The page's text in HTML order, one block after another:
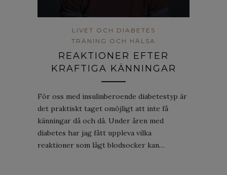
LIVET OCH DIABETES
TRÄNING OCH HÄLSA
REAKTIONER EFTER
KRAFTIGA KÄNNINGAR
För oss med insulinberoende diabetestyp är
det praktiskt taget omöjligt att inte få
känningar då och då. Under åren med
diabetes har jag fått uppleva vilka
reaktioner som lågt blodsocker kan…